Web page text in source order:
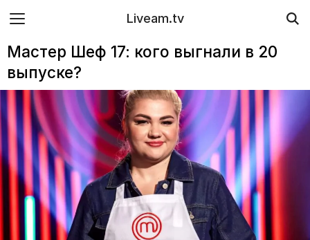
Liveam.tv
Мастер Шеф 17: кого выгнали в 20
выпуске?